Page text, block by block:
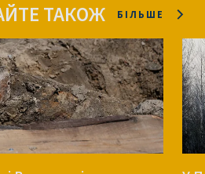
ТАКОЖ БІЛЬШЕ